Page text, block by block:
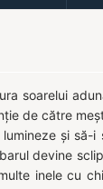
soarelui
de către
și să-i
devine
inele cu